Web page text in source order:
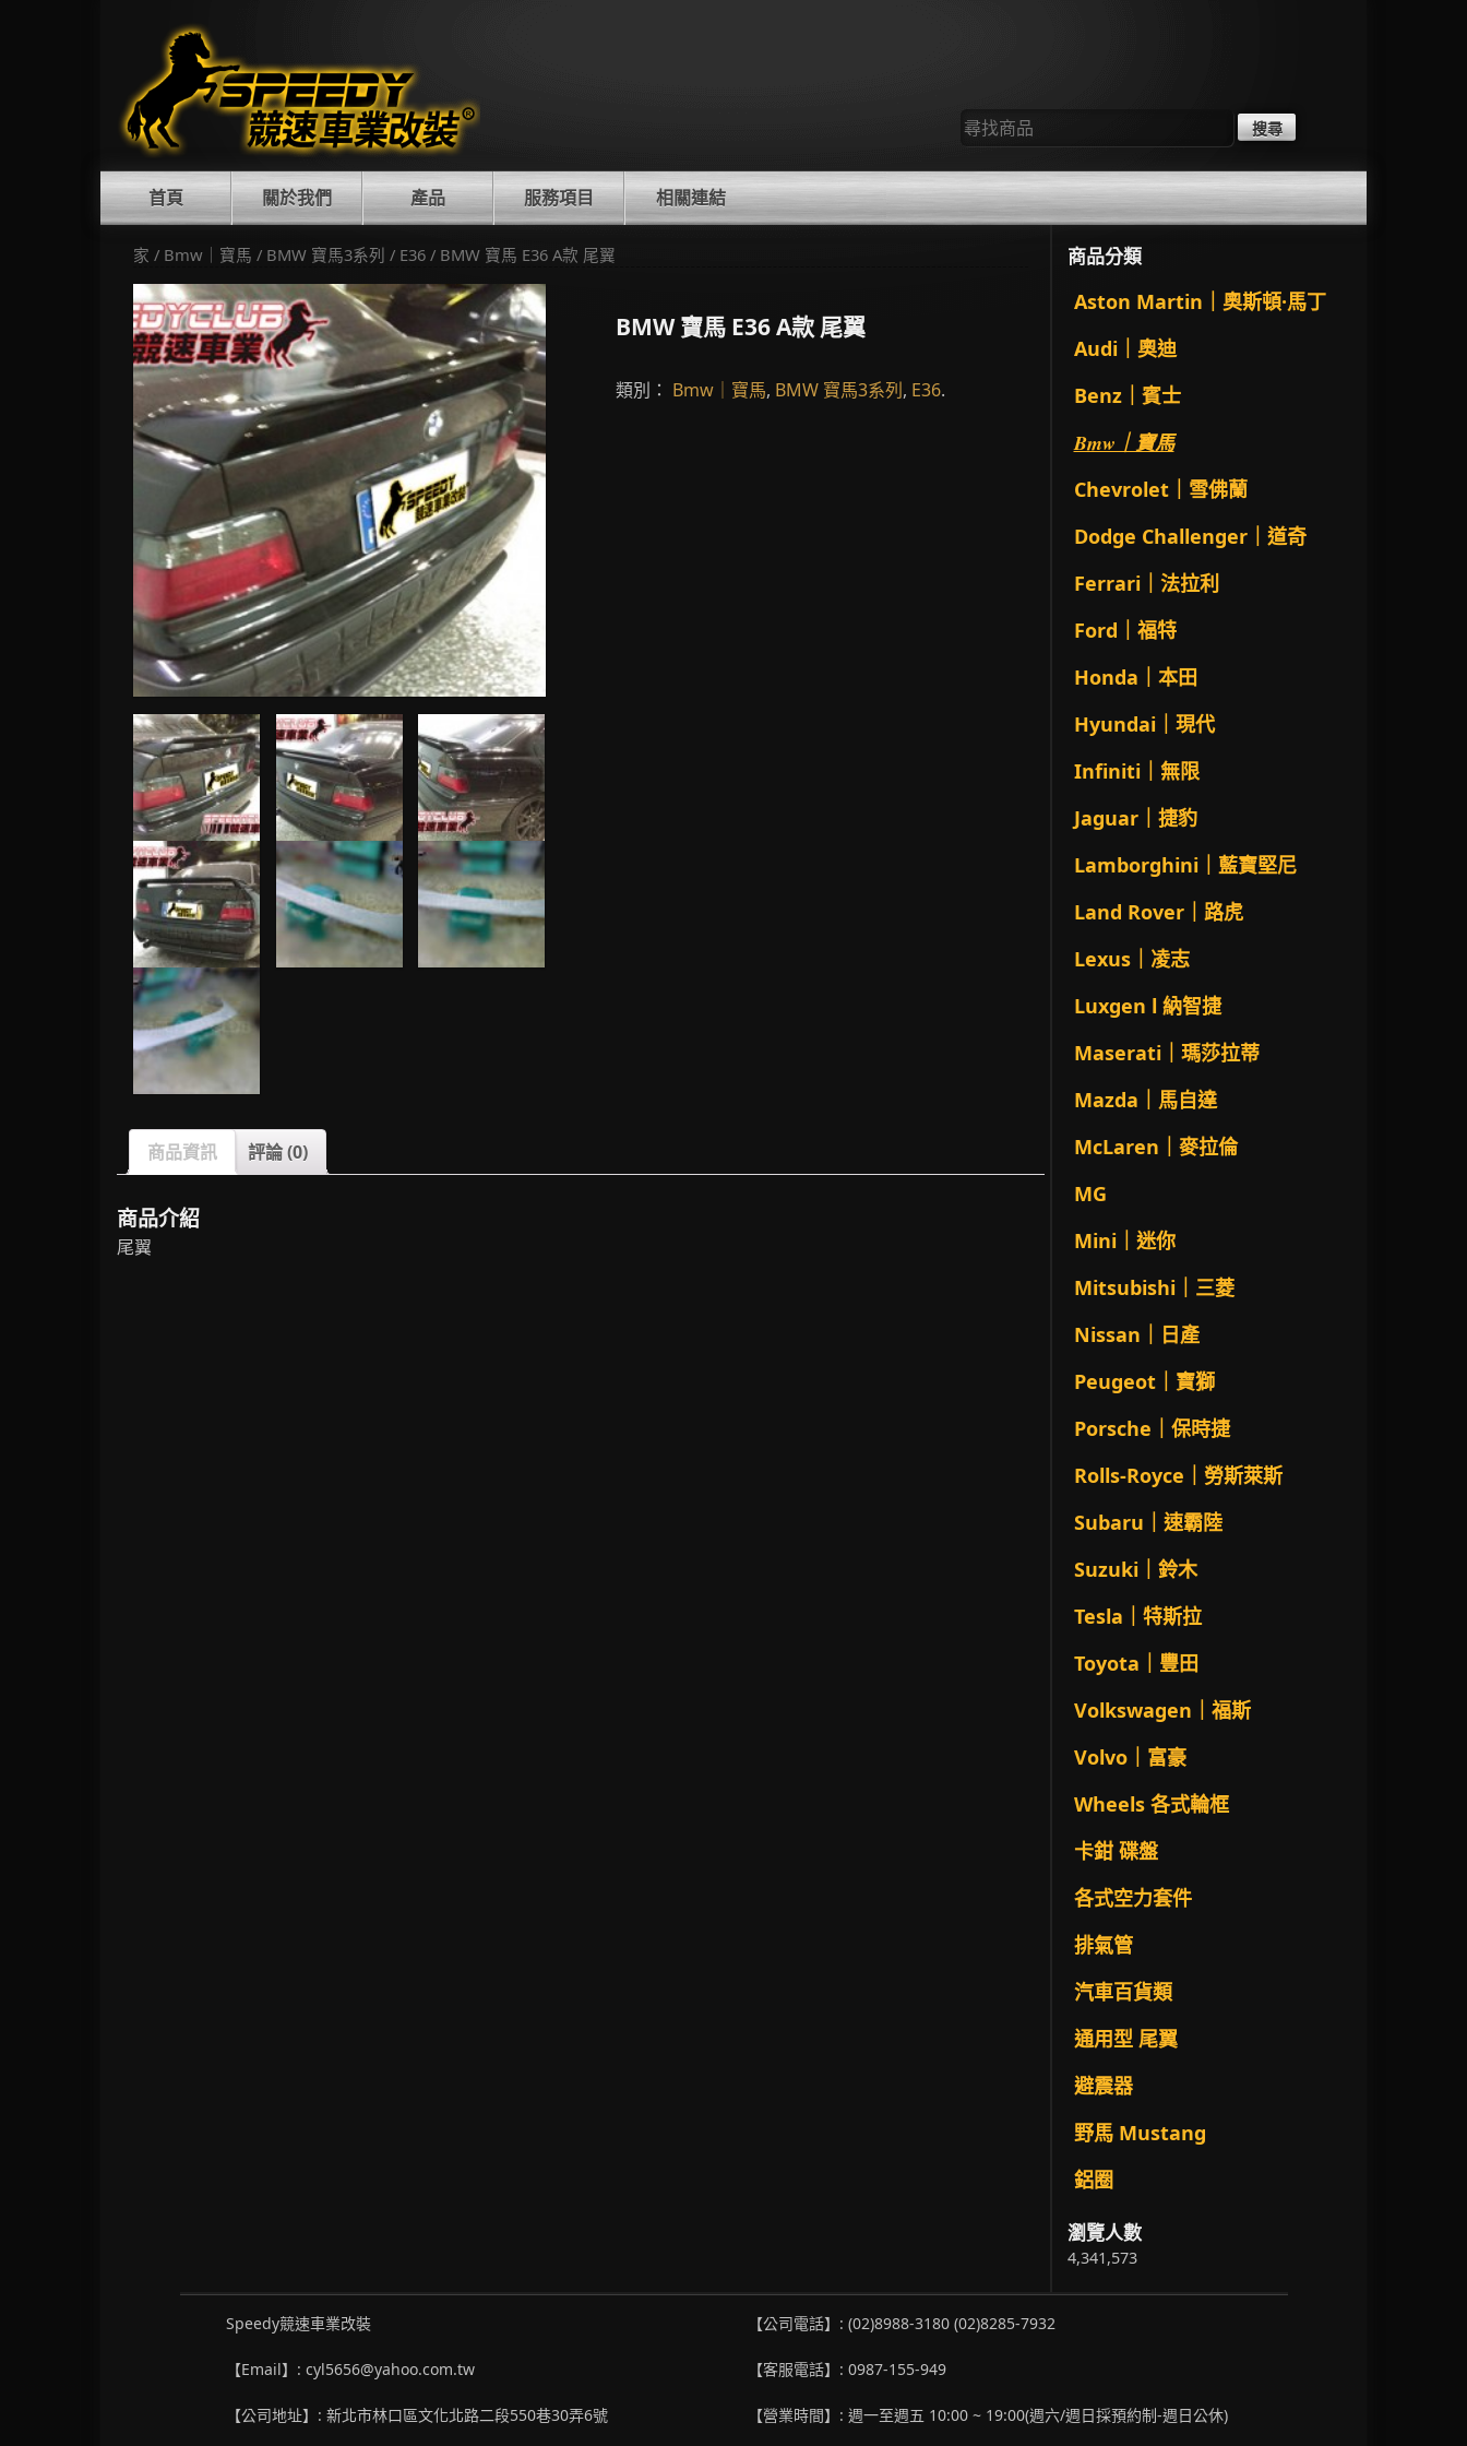
尋
找：
首頁 關於我們 產品 服務項目 相關連結
家 / Bmw｜寶馬 / BMW 寶馬3系列 / E36 / BMW 寶馬 E36 A款 尾翼
BMW 寶馬 E36 A款 尾翼
類別： Bmw｜寶馬, BMW 寶馬3系列, E36.
商品資訊 評論 (0)
商品介紹
尾翼
商品分類
Aston Martin｜奧斯頓·馬丁
Audi｜奧迪
Benz｜賓士
Bmw｜寶馬
Chevrolet｜雪佛蘭
Dodge Challenger｜道奇
Ferrari｜法拉利
Ford｜福特
Honda｜本田
Hyundai｜現代
Infiniti｜無限
Jaguar｜捷豹
Lamborghini｜藍寶堅尼
Land Rover｜路虎
Lexus｜凌志
Luxgen l 納智捷
Maserati｜瑪莎拉蒂
Mazda｜馬自達
McLaren｜麥拉倫
MG
Mini｜迷你
Mitsubishi｜三菱
Nissan｜日產
Peugeot｜寶獅
Porsche｜保時捷
Rolls-Royce｜勞斯萊斯
Subaru｜速霸陸
Suzuki｜鈴木
Tesla｜特斯拉
Toyota｜豐田
Volkswagen｜福斯
Volvo｜富豪
Wheels 各式輪框
卡鉗 碟盤
各式空力套件
排氣管
汽車百貨類
通用型 尾翼
避震器
野馬 Mustang
鋁圈
瀏覽人數
4,341,573
Speedy競速車業改裝
【Email】: cyl5656@yahoo.com.tw
【公司地址】: 新北市林口區文化北路二段550巷30弄6號
【公司電話】: (02)8988-3180 (02)8285-7932
【客服電話】: 0987-155-949
【營業時間】: 週一至週五 10:00 ~ 19:00(週六/週日採預約制-週日公休)